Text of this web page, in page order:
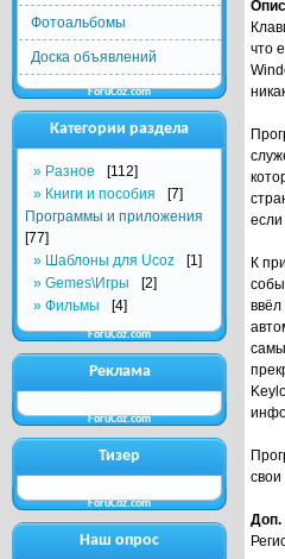
что
К
Доп.
Фотоальбомы
Доска объявлений
ForuCoz.com
Категории раздела
Разное
[112]
Книги и пособия
[7]
Программы и приложения
[77]
Шаблоны для Ucoz
[1]
Gemes\Игры
[2]
Фильмы
[4]
ForuCoz.com
Реклама
ForuCoz.com
Тизер
ForuCoz.com
Наш опрос